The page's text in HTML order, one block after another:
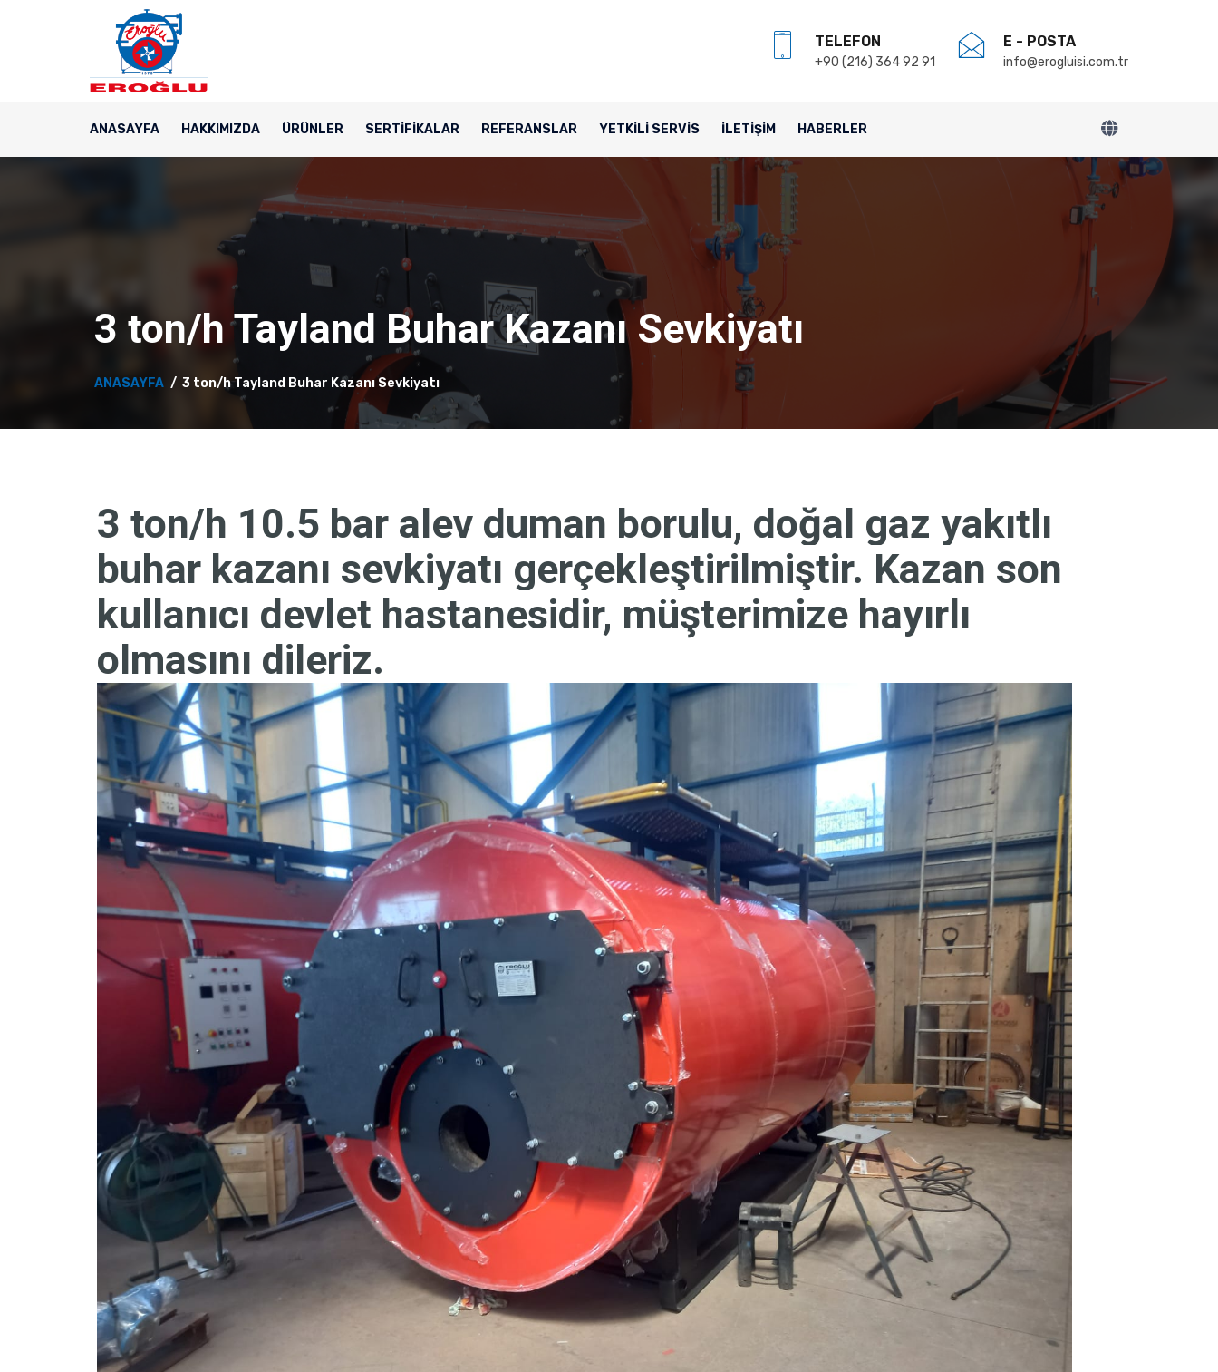
TELEFON
+90 (216) 364 92 91
E - POSTA
info@erogluisi.com.tr
ANASAYFA HAKKIMIZDA ÜRÜNLER SERTİFİKALAR REFERANSLAR YETKİLİ SERVİS İLETİŞİM HABERLER
3 ton/h Tayland Buhar Kazanı Sevkiyatı
ANASAYFA 3 ton/h Tayland Buhar Kazanı Sevkiyatı
3 ton/h 10.5 bar alev duman borulu, doğal gaz yakıtlı
buhar kazanı sevkiyatı gerçekleştirilmiştir. Kazan son
kullanıcı devlet hastanesidir, müşterimize hayırlı
olmasını dileriz.